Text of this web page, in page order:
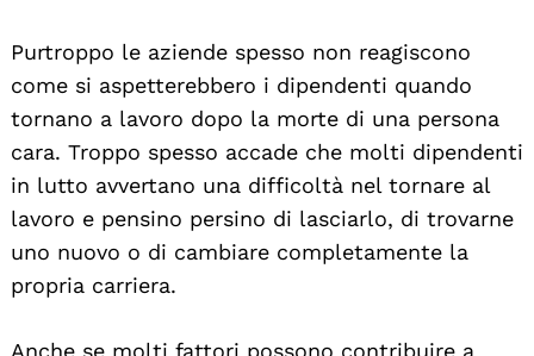
Purtroppo le aziende spesso non reagiscono
come si aspetterebbero i dipendenti quando
tornano a lavoro dopo la morte di una persona
cara. Troppo spesso accade che molti dipendenti
in lutto avvertano una difficoltà nel tornare al
lavoro e pensino persino di lasciarlo, di trovarne
uno nuovo o di cambiare completamente la
propria carriera.
Anche se molti fattori possono contribuire a